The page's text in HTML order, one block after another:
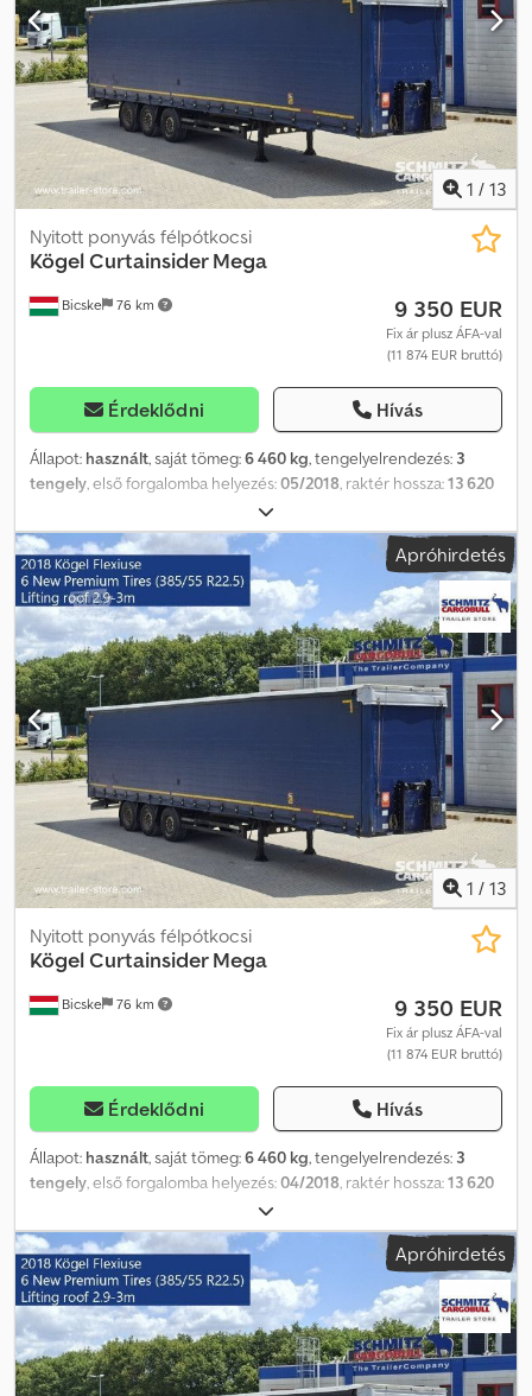
ponyvarendszer. A weboldalunkon megtalálja az összes elérhető
jármű áttekintését. Finanszírozásra van szüksége? Egyedi
finanszírozási megoldásokat, teljes körű szervizszerződéseket és
telematikai szolgáltatásokat kínálunk. Személyesen is szívesen
adunk tanácsot. Cjdsznpbkopfx Aaherf
1 / 13
Bicske 76 km
Nyitott ponyvás félpótkocsi
KögelCurtainsider Mega
9 350 EUR
Fix ár plusz ÁFA-val
(11 874 EUR bruttó)
Érdeklődni Hívás
Állapot: használt, saját tömeg:6 460 kg, tengelyelrendezés: 3
tengely , első forgalomba helyezés:05/2018 , raktér hossza:13 620
2 480 mm
rakodótér térfogata:101 m³, abroncs méret:385/55 R22,5,
Gyártási év:2018, Felszereltség: ABS
, Saját tömeg: 6460 kg, DIN EN
12642 (XL kód) tanúsítvány, Raktér (Ho Sz Ma): 13 620 mm x 2 480
mm x 3 000 mm, Gumi méret: 385/55 R22.5, Raktér térfogata: 101 m³,
1. tengely: , 2. tengely: , 3. tengely: , önszintező felfüggesztés,
elektronikus fékrendszer (EBS), tolótető, 1x15 és 2x7 tűs
csatlakozó, antispray, emelhető tető (kézi): 2,9 m - 3,0 m,
ponyvarendszer. A weboldalunkon megtalálja az összes elérhető
jármű áttekintését. Finanszírozásra van szüksége? Egyedi
finanszírozási megoldásokat, teljes körű szervizszerződéseket és
telematikai szolgáltatásokat kínálunk. Személyesen is szívesen
adunk tanácsot. Credsznpbwopfx Aahsf
Apróhirdetés
1 / 13
Bicske 76 km
Nyitott ponyvás félpótkocsi
KögelCurtainsider Mega
9 350 EUR
Fix ár plusz ÁFA-val
(11 874 EUR bruttó)
Érdeklődni Hívás
Állapot: használt, saját tömeg:6 460 kg, tengelyelrendezés: 3
tengely, első forgalomba helyezés:04/2018, raktér hossza:13 620
2 480 mm
rakodótér térfogata:101 m³, abroncs méret:385/55 R22,5,
Gyártási év:2018, Felszereltség: ABS
, Saját tömeg: 6460 kg, DIN EN
12642 (XL kód) tanúsítvány, Raktér (Ho Sz Ma): 13 620 mm x 2 480
mm x 3 000 mm, Gumi méret: 385/55 R22.5, Raktér térfogata: 101 m³,
1. tengely: , 2. tengely: , 3. tengely: , önszintező felfüggesztés,
elektronikus fékrendszer (EBS), tolótető, 1x15 és 2x7 tűs
csatlakozó, antispray, emelhető tető (kézi): 2,9 m - 3,0 m,
Apróhirdetés